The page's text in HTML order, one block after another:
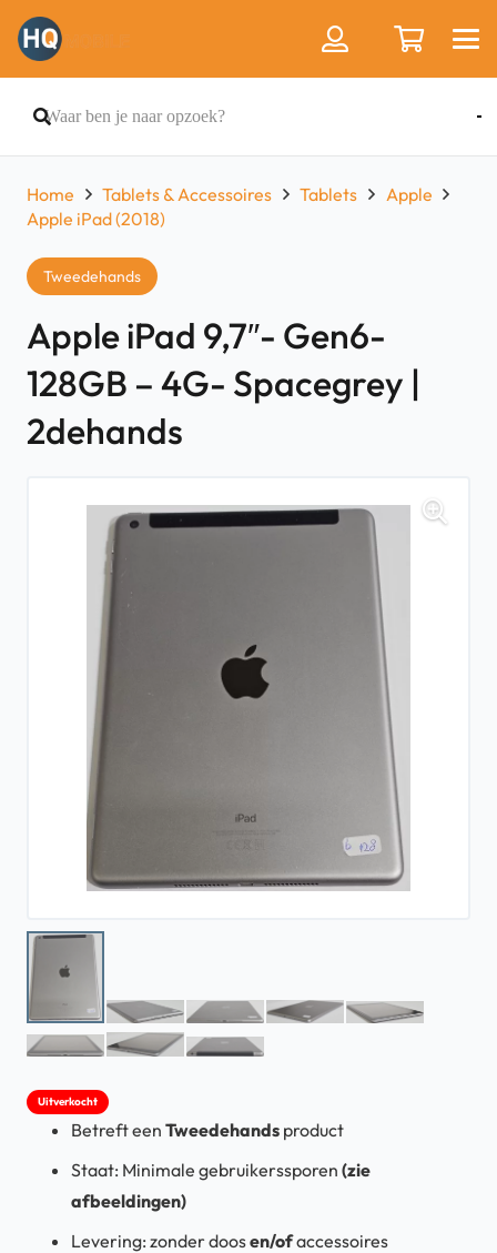
Home Tablets & Accessoires Tablets
Apple
Apple iPad (2018)
Tweedehands
Apple iPad 9,7″- Gen6-
128GB – 4G- Spacegrey |
2dehands
Uitverkocht
Betreft een Tweedehands product
Staat: Minimale gebruikerssporen (zie
afbeeldingen)
Levering: zonder doosen/ofaccessoires